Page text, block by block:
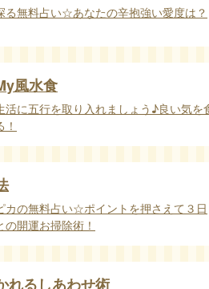
る無料占い☆あなたの辛抱強い愛度は？
風水食
活に五行を取り入れましょう♪良い気を
カの無料占い☆ポイントを押さえて３日
開運お掃除術！
れるしあわせ術